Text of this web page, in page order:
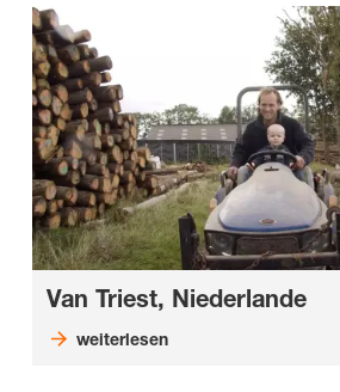
Van Triest, Niederlande
weiterlesen